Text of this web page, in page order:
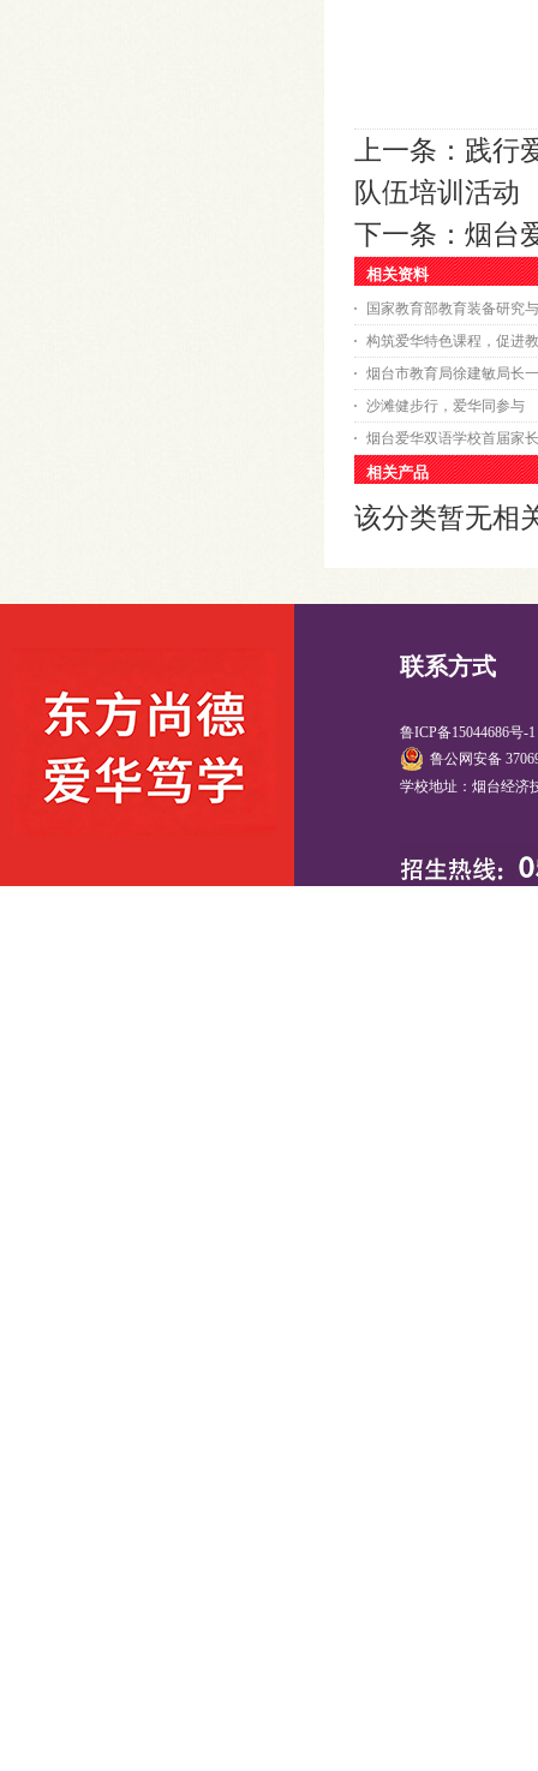
上一条： 践行
队伍培训活动
下一条： 烟台
相关资料
国家教育部教育装备研究
构筑爱华特色课程，促进
烟台市教育局徐建敏局长
沙滩健步行，爱华同参与
烟台爱华双语学校首届家
相关产品
该分类暂无相
联系方式
鲁ICP备15044686号-1
鲁公网安备
学校地址：烟台经济